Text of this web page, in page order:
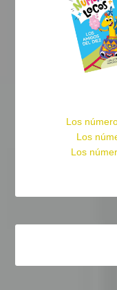
Los
Los
Los